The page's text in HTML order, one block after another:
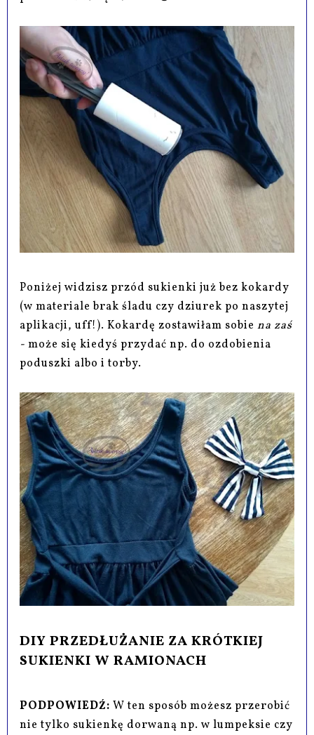
Poniżej widzisz przód sukienki już bez kokardy
(w materiale brak śladu czy dziurek po naszytej
aplikacji, uff!). Kokardę zostawiłam sobiena zaś
- może się kiedyś przydać np. do ozdobienia
poduszki albo i torby.
DIY PRZEDŁUŻANIE ZA KRÓTKIEJ
SUKIENKI W RAMIONACH
PODPOWIEDŹ: W ten sposób możesz przerobić
nie tylko sukienkę dorwaną np. w lumpeksie czy